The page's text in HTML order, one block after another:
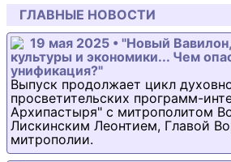
ГЛАВНЫЕ НОВОСТИ
19 мая 2025 • "Новый
культуры и экономики... Чем
унификация?"
Выпуск продолжает цикл
просветительских программ-
Архипастыря" с митрополитом
Лискинским Леонтием, Главой
митрополии.